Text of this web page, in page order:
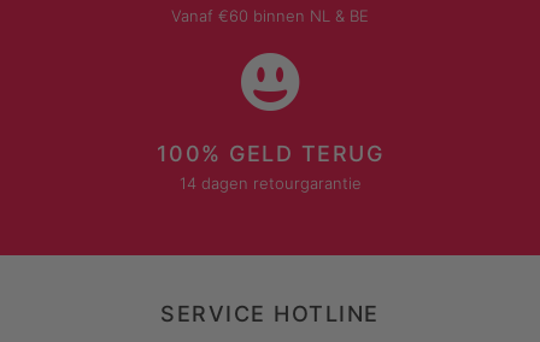
Vanaf €60 binnen NL & BE
100% GELD TERUG
14 dagen retourgarantie
SERVICE HOTLINE